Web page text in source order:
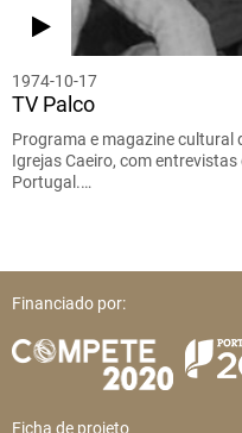
1974-10-17
TV Palco
Programa e magazine cultural
Igrejas Caeiro, com
Portugal.…
Financiado por:
Ficha de projeto